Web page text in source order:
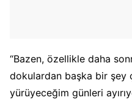
“Bazen, özellikle daha
dokulardan başka bir şey
yürüyeceğim günleri